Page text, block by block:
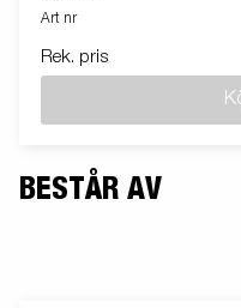
Art nr
Rek. pris
BESTÅR AV